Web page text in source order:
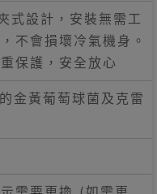
式設計，安裝無需工
不會損壞冷氣機身。
保護，安全放心
金黃葡萄球菌及克雷